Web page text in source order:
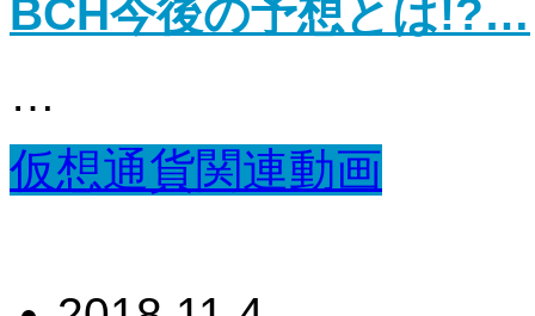
BCH今後の予想とは!?…
…
仮想通貨関連動画